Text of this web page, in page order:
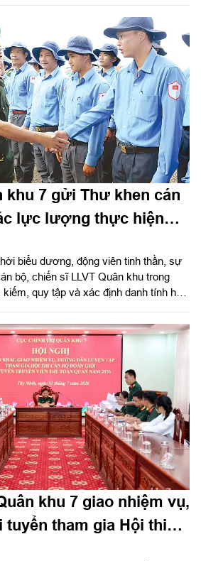
khu 7 gửi Thư khen cán
lực lượng thực hiện
quy tập và xác định
liệt sĩ
biểu dương, động viên tinh thần, sự
bộ, chiến sĩ LLVT Quân khu trong
quy tập và xác định danh tính hài
khu 7 gửi Thư khen cán bộ, chiến sĩ,
nhiệm vụ tìm kiếm, quy tập và xác
sĩ. Báo Quân khu đăng toàn văn Thư
ủy Quân khu 7.
khu 7 giao nhiệm vụ,
tham gia Hội thi
và Tuyên truyền viên